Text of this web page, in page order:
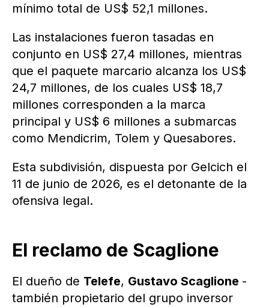
mínimo total de US$ 52,1 millones.
Las instalaciones fueron tasadas en
conjunto en US$ 27,4 millones, mientras
que el paquete marcario alcanza los US$
24,7 millones, de los cuales US$ 18,7
millones corresponden a la marca
principal y US$ 6 millones a submarcas
como Mendicrim, Tolem y Quesabores.
Esta subdivisión, dispuesta por Gelcich el
11 de junio de 2026, es el detonante de la
ofensiva legal.
El reclamo de Scaglione
El dueño de Telefe, Gustavo Scaglione -
también propietario del grupo inversor